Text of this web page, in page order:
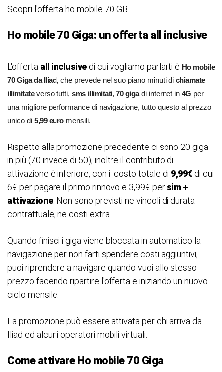
Scopri l'offerta ho mobile 70 GB
Ho mobile 70 Giga: un offerta all inclusive
L'offerta all inclusivedi cui vogliamo parlarti è Ho mobile
70 Giga da Iliad,che prevede nel suo piano minuti di chiamate
illimitateverso tutti, sms illimitati, 70 gigadi internet in 4G per
una migliore performance di navigazione, tutto questo al prezzo
unico di 5,99 euromensili.
Rispetto alla promozione precedente ci sono 20 giga
in più (70 invece di 50), inoltre il contributo di
attivazione è inferiore, con il costo totale di 9,99€di cui
6€ per pagare il primo rinnovo e 3,99€ persim +
attivazione. Non sono previsti ne vincoli di durata
contrattuale, ne costi extra.
Quando finisci i giga viene bloccata in automatico la
navigazione per non farti spendere costi aggiuntivi,
puoi riprendere a navigare quando vuoi allo stesso
prezzo facendo ripartire l'offerta e iniziando un nuovo
ciclo mensile.
La promozione può essere attivata per chi arriva da
Iliad ed alcuni operatori mobili virtuali.
Come attivare Ho mobile 70 Giga